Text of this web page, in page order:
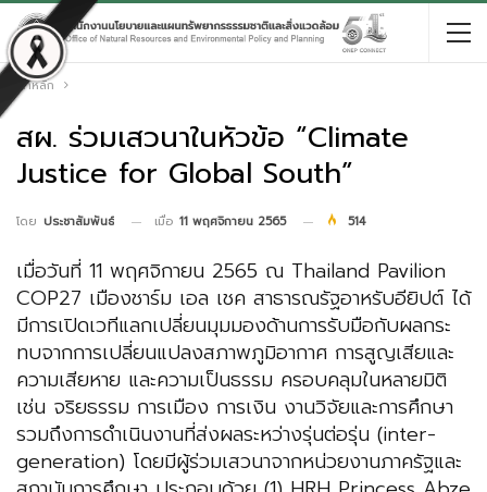
หน้าหลัก
สผ. ร่วมเสวนาในหัวข้อ “Climate
Justice for Global South”
โดย ประชาสัมพันธ์ เมื่อ 11 พฤศจิกายน 2565 514
เมื่อวันที่ 11 พฤศจิกายน 2565 ณ Thailand Pavilion
COP27 เมืองชาร์ม เอล เชค สาธารณรัฐอาหรับอียิปต์ ได้
มีการเปิดเวทีแลกเปลี่ยนมุมมองด้านการรับมือกับผลกระ
ทบจากการเปลี่ยนแปลงสภาพภูมิอากาศ การสูญเสียและ
ความเสียหาย และความเป็นธรรม ครอบคลุมในหลายมิติ
เช่น จริยธรรม การเมือง การเงิน งานวิจัยและการศึกษา
รวมถึงการดำเนินงานที่ส่งผลระหว่างรุ่นต่อรุ่น (inter-
generation) โดยมีผู้ร่วมเสวนาจากหน่วยงานภาครัฐและ